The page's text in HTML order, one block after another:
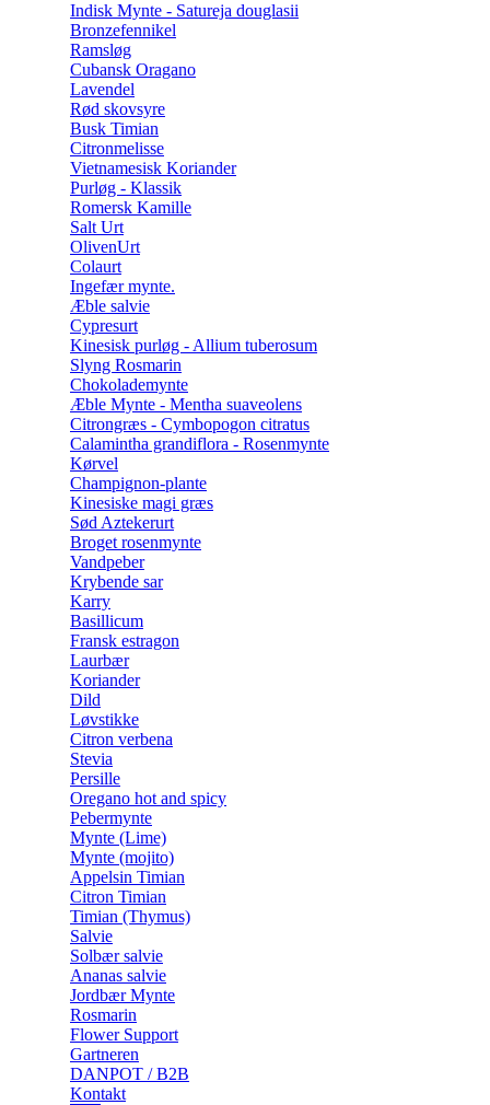
Indisk Mynte - Satureja douglasii
Bronzefennikel
Ramsløg
Cubansk Oragano
Lavendel
Rød skovsyre
Busk Timian
Citronmelisse
Vietnamesisk Koriander
Purløg - Klassik
Romersk Kamille
Salt Urt
OlivenUrt
Colaurt
Ingefær mynte.
Æble salvie
Cypresurt
Kinesisk purløg - Allium tuberosum
Slyng Rosmarin
Chokolademynte
Æble Mynte - Mentha suaveolens
Citrongræs - Cymbopogon citratus
Calamintha grandiflora - Rosenmynte
Kørvel
Champignon-plante
Kinesiske magi græs
Sød Aztekerurt
Broget rosenmynte
Vandpeber
Krybende sar
Karry
Basillicum
Fransk estragon
Laurbær
Koriander
Dild
Løvstikke
Citron verbena
Stevia
Persille
Oregano hot and spicy
Pebermynte
Mynte (Lime)
Mynte (mojito)
Appelsin Timian
Citron Timian
Timian (Thymus)
Salvie
Solbær salvie
Ananas salvie
Jordbær Mynte
Rosmarin
Flower Support
Gartneren
DANPOT / B2B
Kontakt